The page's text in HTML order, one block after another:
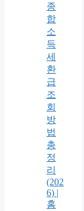
종
합
소
득
세
환
급
조
회
방
법
총
정
리
(202
6) |
홈